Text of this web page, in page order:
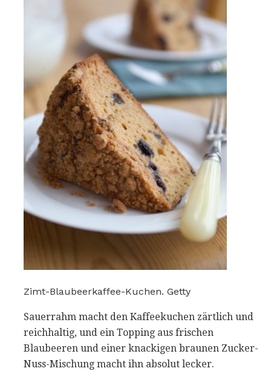
Zimt-Blaubeerkaffee-Kuchen. Getty
Sauerrahm macht den Kaffeekuchen zärtlich und
reichhaltig, und ein Topping aus frischen
Blaubeeren und einer knackigen braunen Zucker-
Nuss-Mischung macht ihn absolut lecker.